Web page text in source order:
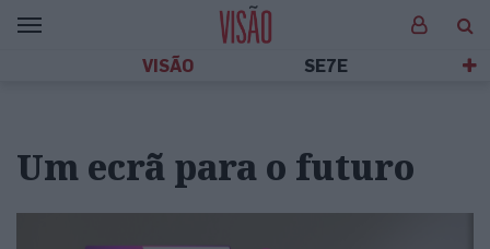
VISÃO SE7E
Um ecrã para o futuro